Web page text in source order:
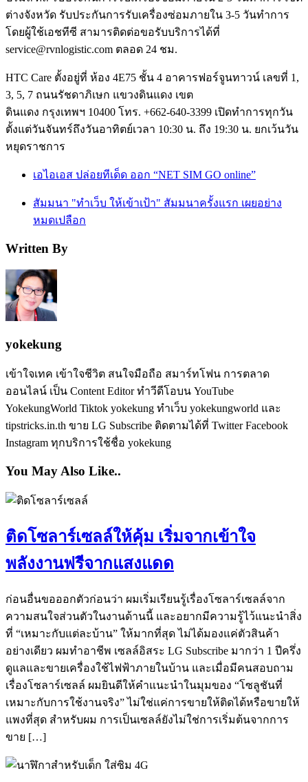
ต่างจังหวัด รับประกันการรับเครื่องซ่อมภายใน 3-5 วันทำการ
โดยผู้ใช้เอชทีซี สามารติดต่อขอรับบริการได้ที่
service@rvnlogistic.com ตลอด 24 ชม.
HTC Care ตั้งอยู่ที่ ห้อง 4E75 ชั้น 4 อาคารฟอร์จูนทาวน์ เลขที่ 1,
3, 5, 7 ถนนรัชดาภิเษก แขวงดินแดง เขต
ดินแดง กรุงเทพฯ 10400 โทร. +662-640-3399 เปิดทำการทุกวัน
ตั้งแต่วันจันทร์ถึงวันอาทิตย์เวลา 10:30 น. ถึง 19:30 น. ยกเว้นวัน
หยุดราชการ
เอไอเอส ปล่อยทีเด็ด ออก “NET SIM GO online”
สัมมนา "ทำเว็บ ให้เข้าเป้า" สัมมนาครั้งแรก เผยอย่าง
หมดเปลือก
Written By
yokekung
เข้าใจเทค เข้าใจชีวิต สนใจมือถือ สมาร์ทโฟน การตลาด
ออนไลน์ เป็น Content Editor ทำวีดีโอบน YouTube
YokekungWorld Tiktok yokekung ทำเว็บ yokekungworld และ
tipstricks.in.th ขาย LG Subscribe ติดตามได้ที่ Twitter Facebook
Instagram ทุกบริการใช้ชื่อ yokekung
You May Also Like..
ติดโซลาร์เซลล์ให้คุ้ม เริ่มจากเข้าใจ
พลังงานฟรีจากแสงแดด
ก่อนอื่นขอออกตัวก่อนว่า ผมเริ่มเรียนรู้เรื่องโซลาร์เซลล์จาก
ความสนใจส่วนตัวในงานด้านนี้ และอยากมีความรู้ไว้แนะนำสิ่ง
ที่ “เหมาะกับแต่ละบ้าน” ให้มากที่สุด ไม่ได้มองแค่ตัวสินค้า
อย่างเดียว ผมทำอาชีพ เซลล์อิสระ LG Subscribe มากว่า 1 ปีครึ่ง
ดูแลและขายเครื่องใช้ไฟฟ้าภายในบ้าน และเมื่อมีคนสอบถาม
เรื่องโซลาร์เซลล์ ผมยินดีให้คำแนะนำในมุมของ “โซลูชันที่
เหมาะกับการใช้งานจริง” ไม่ใช่แค่การขายให้ติดได้หรือขายให้
แพงที่สุด สำหรับผม การเป็นเซลล์ยังไม่ใช่การเริ่มต้นจากการ
ขาย […]